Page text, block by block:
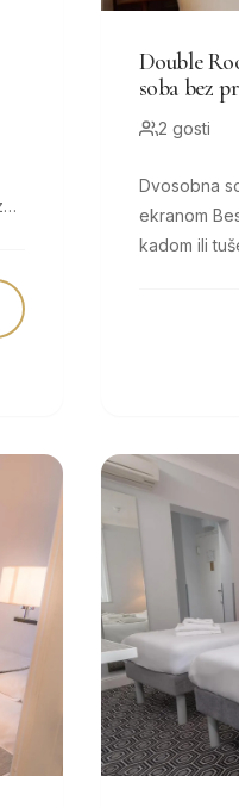
Double
soba bez
2 gosti
Dvosobna soba
ekranom Besplatan WiFi Također Kupaonica sa
kadom ili tušem Privatna kupatila